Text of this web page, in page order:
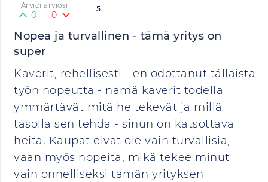
5
Arvioi arviosi
0 0
Nopea ja turvallinen - tämä yritys on
super
Kaverit, rehellisesti - en odottanut tällaista
työn nopeutta - nämä kaverit todella
ymmärtävät mitä he tekevät ja millä
tasolla sen tehdä - sinun on katsottava
heitä. Kaupat eivät ole vain turvallisia,
vaan myös nopeita, mikä tekee minut
vain onnelliseksi tämän yrityksen